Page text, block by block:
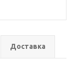
Доставка